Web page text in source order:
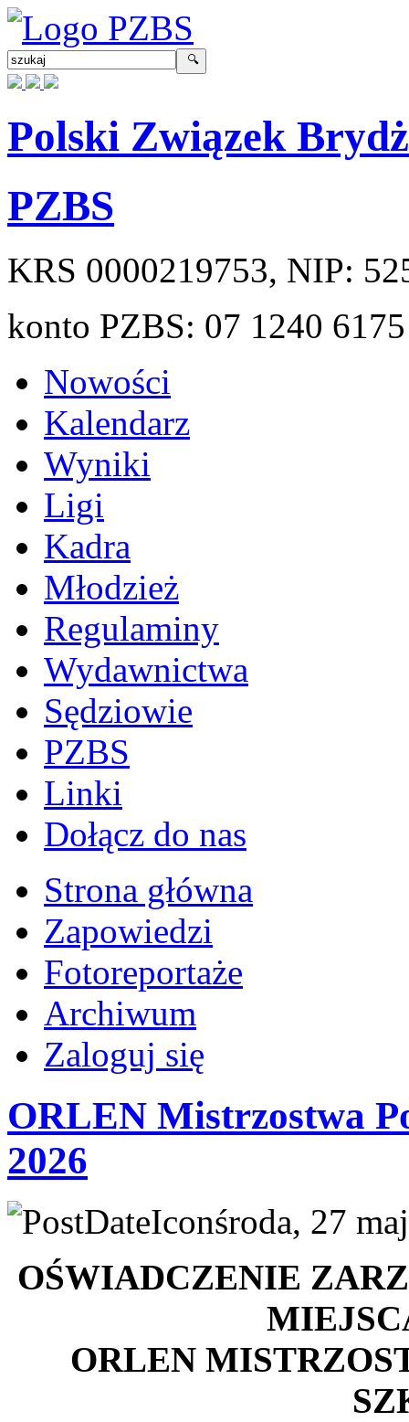
Polski Związek
PZBS
KRS 0000219753, NIP:
konto PZBS: 07 1240
Nowości
Kalendarz
Wyniki
Ligi
Kadra
Młodzież
Regulaminy
Wydawnictwa
Sędziowie
PZBS
Linki
Dołącz do nas
Strona główna
Zapowiedzi
Fotoreportaże
Archiwum
Zaloguj się
ORLEN Mistrzostwa
2026
środa, 27
OŚWIADCZENIE
ORLEN